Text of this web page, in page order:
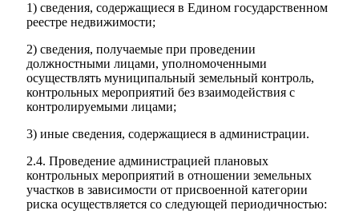
1) сведения, содержащиеся в Едином государственном
реестре недвижимости;
2) сведения, получаемые при проведении
должностными лицами, уполномоченными
осуществлять муниципальный земельный контроль,
контрольных мероприятий без взаимодействия с
контролируемыми лицами;
3) иные сведения, содержащиеся в администрации.
2.4. Проведение администрацией плановых
контрольных мероприятий в отношении земельных
участков в зависимости от присвоенной категории
риска осуществляется со следующей периодичностью:
Новости
Документы
"Минги Тау"
приемная
Культурный
код кластера